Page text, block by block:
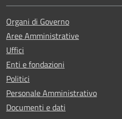
Organi di Governo
Aree Amministrative
Uffici
Enti e fondazioni
Politici
Personale Amministrativo
Documenti e dati